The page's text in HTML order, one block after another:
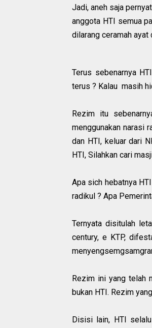
Jadi, aneh saja
anggota HTI semua
dilarang ceramah
Terus sebenarnya
terus ? Kalau masih
Rezim itu
menggunakan narasi
dan HTI, keluar dari
HTI, Silahkan cari
Apa sich hebatnya
radikul ? Apa
Ternyata disitulah
century, e KTP,
Rezim ini yang telah
bukan HTI. Rezim
Disisi lain, HTI